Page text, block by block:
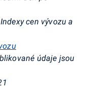
cen vývozu a
údaje jsou